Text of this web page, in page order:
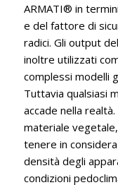
ARMATI® in
e del fattore di
radici. Gli output
inoltre utilizzati
complessi modelli
Tuttavia qualsiasi
accade nella
materiale
tenere in
densità degli
condizioni